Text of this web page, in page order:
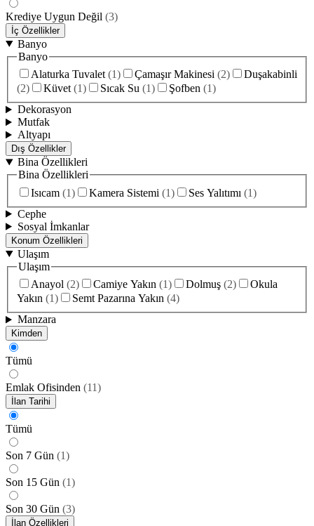
Krediye Uygun Değil (3)
İç Özellikler
Banyo
Banyo
Alaturka Tuvalet (1) Çamaşır Makinesi (2)
Duşakabinli
(2) Küvet (1) Sıcak Su (1) Şofben (1)
Dekorasyon
Mutfak
Altyapı
Dış Özellikler
Bina Özellikleri
Bina Özellikleri
Isıcam (1) Kamera Sistemi (1) Ses Yalıtımı (1)
Cephe
Sosyal İmkanlar
Konum Özellikleri
Ulaşım
Ulaşım
Anayol (2) Camiye Yakın (1) Dolmuş (2)
Okula
Yakın (1) Semt Pazarına Yakın (4)
Manzara
Kimden
Tümü
Emlak Ofisinden (11)
İlan Tarihi
Tümü
Son 7 Gün (1)
Son 15 Gün (1)
Son 30 Gün (3)
İlan Özellikleri